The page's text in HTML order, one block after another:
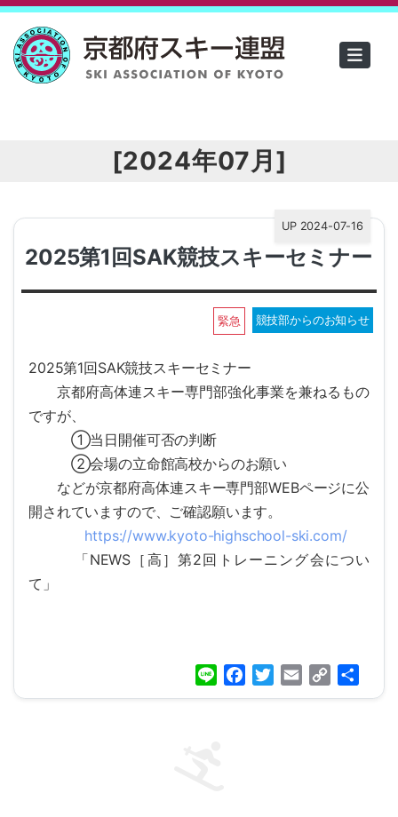
[2024年07月]
2025第1回SAK競技スキーセミナー
UP 2024-07-16
競技部からのお知らせ
緊急
2025第1回SAK競技スキーセミナー
京都府高体連スキー専門部強化事業を兼ねるもの
ですが、
①当日開催可否の判断
②会場の立命館高校からのお願い
などが京都府高体連スキー専門部WEBページに公
開されていますので、ご確認願います。
https://www.kyoto-highschool-ski.com/
「NEWS［高］第2回トレーニング会につい
て」
Line FacebookTwitterEmail Copy
Link有